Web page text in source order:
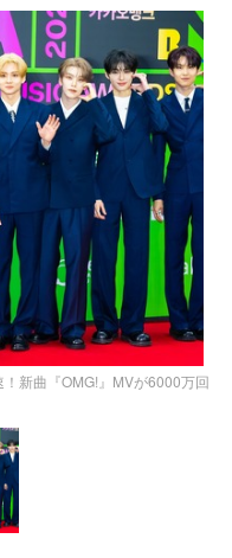
新曲『OMG!』MVが6000万回